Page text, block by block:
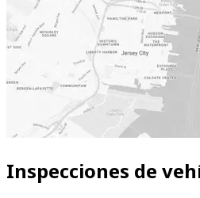
Inspecciones de